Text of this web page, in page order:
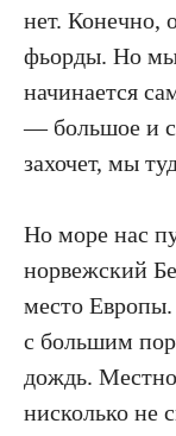
нет. Конечно,
фьорды. Но
начинается
— большое и
захочет, мы
Но море нас
норвежский
место
с большим
дождь.
нисколько не